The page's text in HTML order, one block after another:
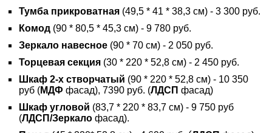
Тумба прикроватная (49,5 * 41 * 38,3 см) - 3 300 руб.
Комод (90 * 80,5 * 45,3 см) - 9 780 руб.
Зеркало навесное (90 * 70 см) - 2 050 руб.
Торцевая секция (30 * 220 * 52,8 см) - 2 450 руб.
Шкаф 2-х створчатый (90 * 220 * 52,8 см) - 10 350
руб (МДФ фасад), 7390 руб. (ЛДСП фасад)
Шкаф угловой (83,7 * 220 * 83,7 см) - 9 750 руб
(ЛДСП/Зеркало фасад).